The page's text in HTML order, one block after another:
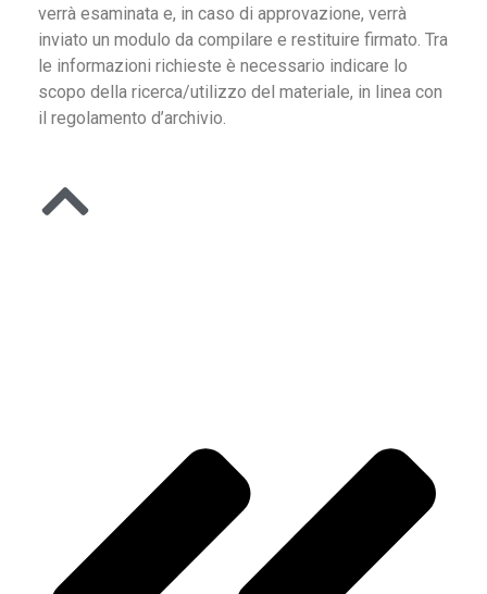
verrà esaminata e, in caso di approvazione, verrà
inviato un modulo da compilare e restituire firmato. Tra
le informazioni richieste è necessario indicare lo
scopo della ricerca/utilizzo del materiale, in linea con
il regolamento d’archivio.